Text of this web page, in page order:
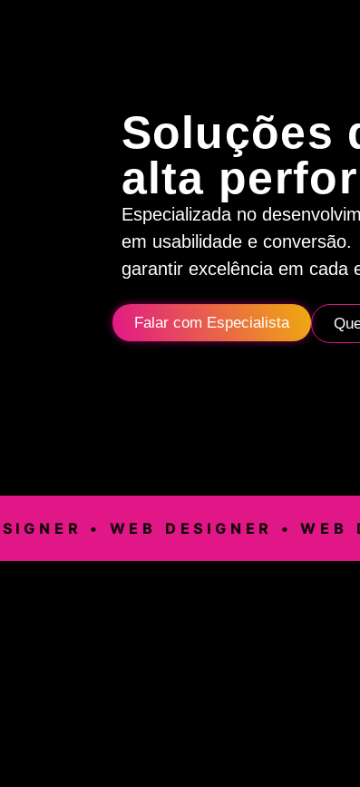
Soluções
alta
Especializada no
em usabilidade e
garantir excelência em cada
Falar com Especialista
• WEB DESIGNER • WEB